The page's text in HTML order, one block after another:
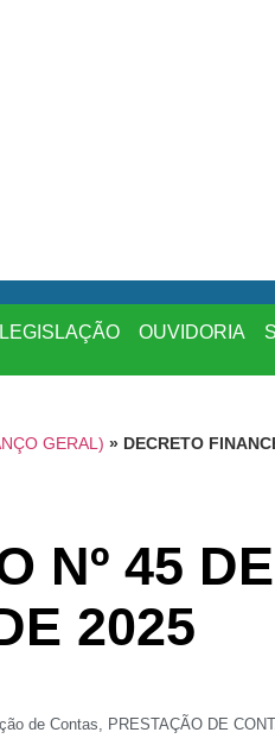
LEGISLAÇÃO OUVIDORIA
GERAL) » DECRETO
Nº 45
2025
de Contas PRESTAÇÃO DE